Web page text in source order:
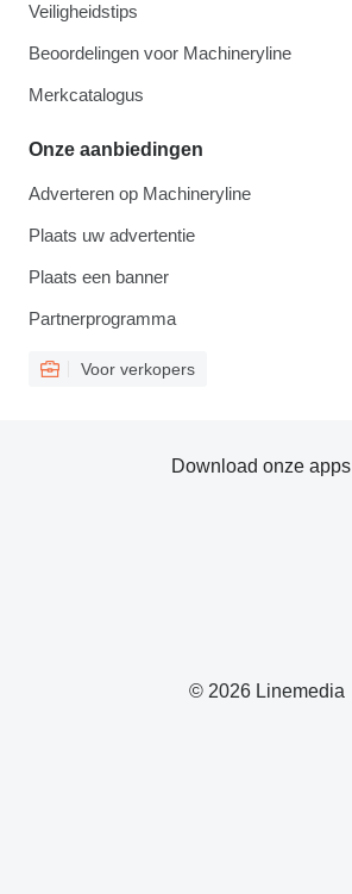
Veiligheidstips
Beoordelingen voor Machineryline
Merkcatalogus
Onze aanbiedingen
Adverteren op Machineryline
Plaats uw advertentie
Plaats een banner
Partnerprogramma
Voor verkopers
© 2026 Linemedia
Download onze apps